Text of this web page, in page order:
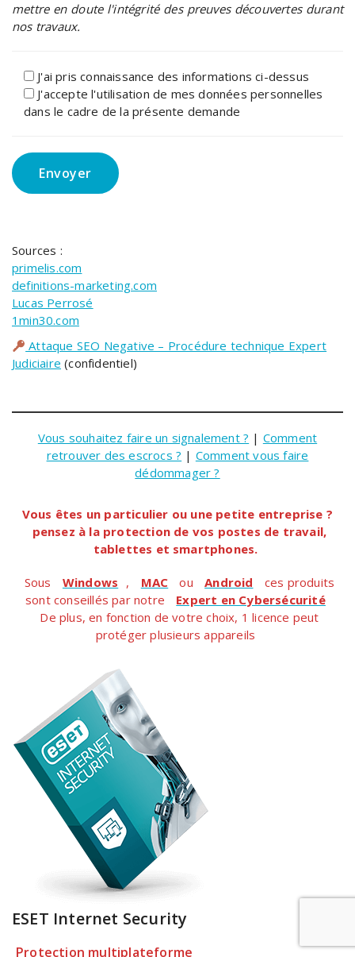
mettre en doute l'intégrité des preuves découvertes durant
nos travaux.
J'ai pris connaissance des informations ci-dessus
J'accepte l'utilisation de mes données personnelles
dans le cadre de la présente demande
Sources :
primelis.com
definitions-marketing.com
Lucas Perrosé
1min30.com
Attaque SEO Negative – Procédure technique Expert
Judiciaire (confidentiel)
Vous souhaitez faire un signalement ? | Comment
retrouver des escrocs ? | Comment vous faire
dédommager ?
Vous êtes un particulier ou une petite entreprise ?
pensez à la protection de vos postes de travail,
tablettes et smartphones.
Sous Windows , MAC ou Android
ces produits
sont conseillés par notre
Expert en Cybersécurité
De plus, en fonction de votre choix, 1 licence peut
protéger plusieurs appareils
ESET Internet Security
Protection multiplateforme